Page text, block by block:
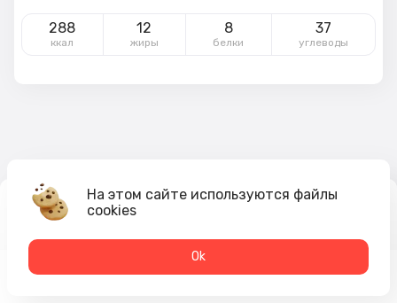
288
ккал
12
жиры
8
белки
37
углеводы
575₽
На этом сайте используются файлы
cookies
Оk